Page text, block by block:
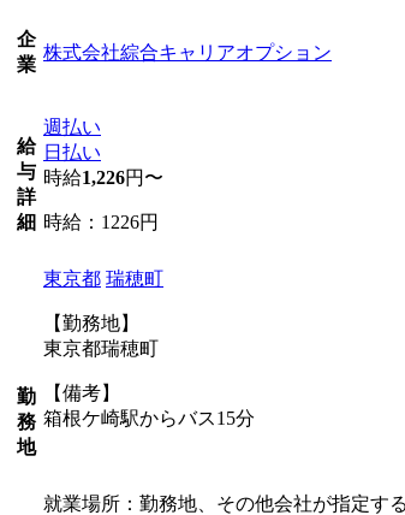
企
業
株式会社綜合キャリアオプション
給
与
詳
細
週払い
日払い
時給1,226円〜
時給：1226円
勤
務
地
東京都 瑞穂町
【勤務地】
東京都瑞穂町
【備考】
箱根ケ崎駅からバス15分
就業場所：勤務地、その他会社が指定す